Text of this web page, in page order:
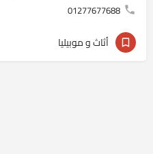
01277677688
أثاث و موبيليا